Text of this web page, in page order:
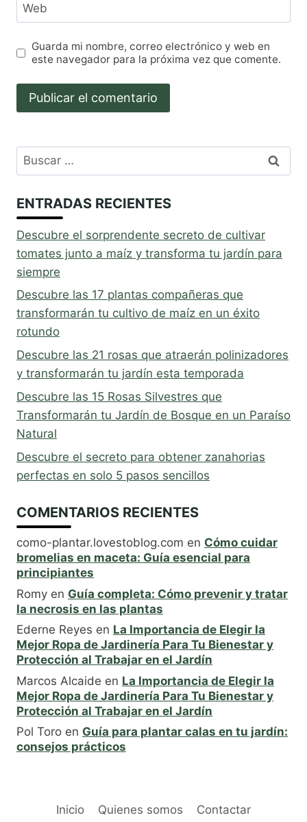
Web
Guarda mi nombre, correo electrónico y web en
este navegador para la próxima vez que comente.
Buscar:
ENTRADAS RECIENTES
Descubre el sorprendente secreto de cultivar
tomates junto a maíz y transforma tu jardín para
siempre
Descubre las 17 plantas compañeras que
transformarán tu cultivo de maíz en un éxito
rotundo
Descubre las 21 rosas que atraerán polinizadores
y transformarán tu jardín esta temporada
Descubre las 15 Rosas Silvestres que
Transformarán tu Jardín de Bosque en un Paraíso
Natural
Descubre el secreto para obtener zanahorias
perfectas en solo 5 pasos sencillos
COMENTARIOS RECIENTES
como-plantar.lovestoblog.com en Cómo cuidar
bromelias en maceta: Guía esencial para
principiantes
Romy en Guía completa: Cómo prevenir y tratar
la necrosis en las plantas
Ederne Reyes en La Importancia de Elegir la
Mejor Ropa de Jardinería Para Tu Bienestar y
Protección al Trabajar en el Jardín
Marcos Alcaide en La Importancia de Elegir la
Mejor Ropa de Jardinería Para Tu Bienestar y
Protección al Trabajar en el Jardín
Pol Toro en Guía para plantar calas en tu jardín:
consejos prácticos
Inicio Quienes somos Contactar